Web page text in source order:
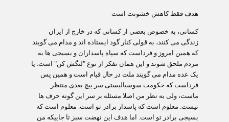
هدف فقط کاهش خشونت است
کسانی، به خصوص بعضی از کسانی که در خارج از ایران
زندگی می کنند، به قولی کنار گود ایستاده اند و مدام می گویند
که همین امروز و فرداست که سپاه پاسداران و بسیجی ها به
مردم ملحق شوند و این همان تفکر از نوع "لنگش کن" است. یا
یک عده مدام می گویند ملت در حال قیام است و همین پس
فرداست که حکومت سوسیالیستی سر پیچ بعدی منتظر
ماست، ولی به نظر من اصلا مسئله بر سر این گونه حرف ها
نیست. معلوم است که پاسدار برادر تو است. معلوم است که
بسیجی برادر تو است. اما هدف این نهضت سبز تا جاییکه من